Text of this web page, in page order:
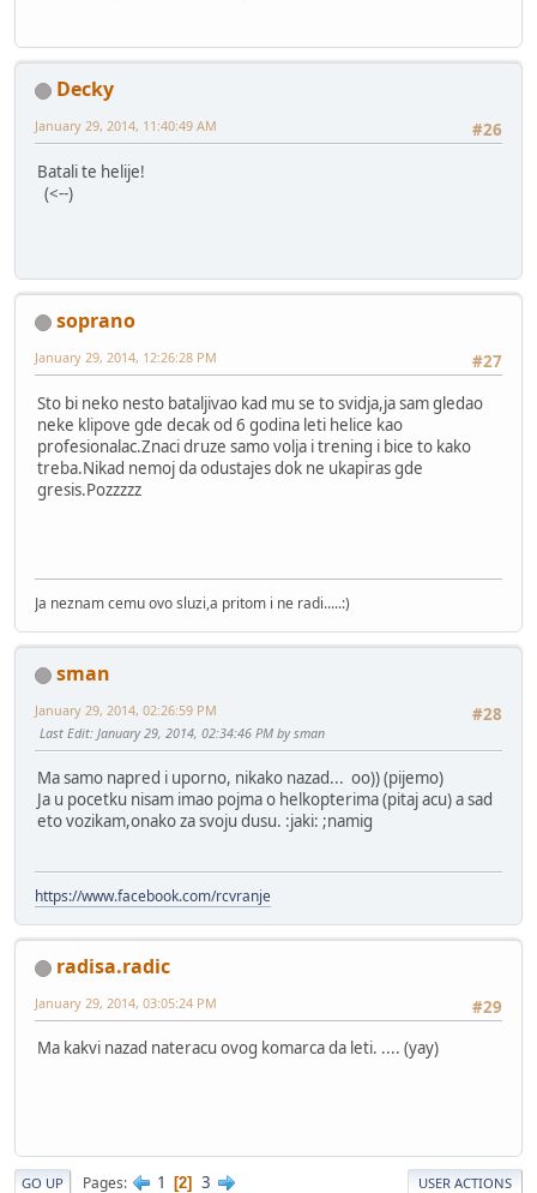
Decky
#26
January 29, 2014, 11:40:49 AM
Batali te helije!
(<--)
soprano
#27
January 29, 2014, 12:26:28 PM
Sto bi neko nesto bataljivao kad mu se to svidja,ja sam gledao
neke klipove gde decak od 6 godina leti helice kao
profesionalac.Znaci druze samo volja i trening i bice to kako
treba.Nikad nemoj da odustajes dok ne ukapiras gde
gresis.Pozzzzz
Ja neznam cemu ovo sluzi,a pritom i ne radi.....:)
sman
#28
January 29, 2014, 02:26:59 PM
Last Edit: January 29, 2014, 02:34:46 PM by sman
Ma samo napred i uporno, nikako nazad... oo)) (pijemo)
Ja u pocetku nisam imao pojma o helkopterima (pitaj acu) a sad
eto vozikam,onako za svoju dusu. :jaki: ;namig
https://www.facebook.com/rcvranje
radisa.radic
#29
January 29, 2014, 03:05:24 PM
Ma kakvi nazad nateracu ovog komarca da leti. .... (yay)
GO UP Pages 1 2 3 USER ACTIONS